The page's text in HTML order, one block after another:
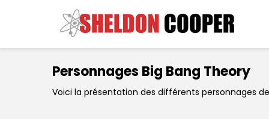
Personnages Big Bang Theory
Voici la présentation des différents personnages